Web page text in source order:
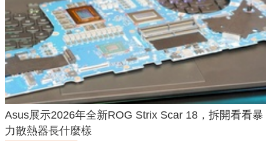
Asus展示2026年全新ROG Strix Scar 18，拆開看看暴
力散熱器長什麼樣